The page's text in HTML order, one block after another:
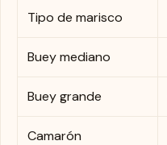
Tipo de marisco
Buey mediano
Buey grande
Camarón